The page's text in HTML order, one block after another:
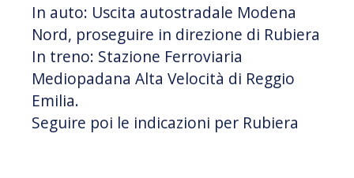
In auto: Uscita autostradale Modena
Nord, proseguire in direzione di Rubiera
In treno: Stazione Ferroviaria
Mediopadana Alta Velocità di Reggio
Emilia.
Seguire poi le indicazioni per Rubiera